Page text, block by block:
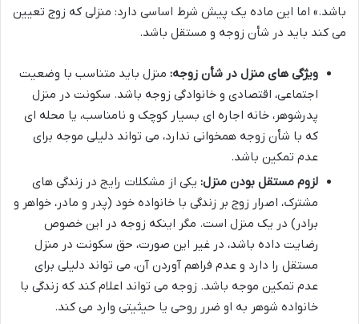
باشد.» اما این ماده یک پیش شرط اساسی دارد: منزلی که زوج تعیین
می کند باید در شأن زوجه و مستقل باشد.
ویژگی های منزل در شأن زوجه: منزل باید متناسب با وضعیت
اجتماعی، اقتصادی و خانوادگی زوجه باشد. سکونت در منزل
پدرشوهر، خانه اجاره ای بسیار کوچک و نامناسب، یا محله ای
که با شأن زوجه همخوانی ندارد، می تواند دلیلی موجه برای
عدم تمکین باشد.
لزوم مستقل بودن منزل: یکی از مشکلات رایج در زندگی های
مشترک، اصرار زوج بر زندگی با خانواده خود (پدر و مادر، خواهر و
برادر) در یک منزل است. مگر اینکه زوجه در این خصوص
رضایت داده باشد، در غیر این صورت، حق سکونت در منزل
مستقل را دارد و عدم فراهم آوردن آن، می تواند دلیلی برای
عدم تمکین موجه باشد. زوجه می تواند اعلام کند که زندگی با
خانواده شوهر به او ضرر روحی یا حیثیتی وارد می کند.